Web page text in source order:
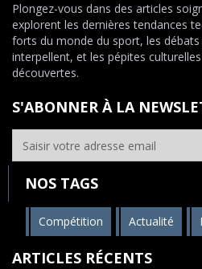
Plongez-vous dans des articles
explorent les dernières tendances
forts du monde du sport, les
interpellent, et les pépites
découvertes.
S'ABONNER À LA
NOS TAGS
Compétition Actualité
ARTICLES RÉCENTS